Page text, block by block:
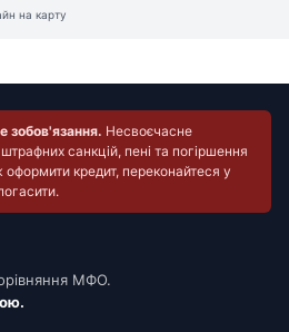
на карту
зобов'язання. Несвоєчасне
санкцій, пені та погіршення
оформити кредит, переконайтеся у
МФО.